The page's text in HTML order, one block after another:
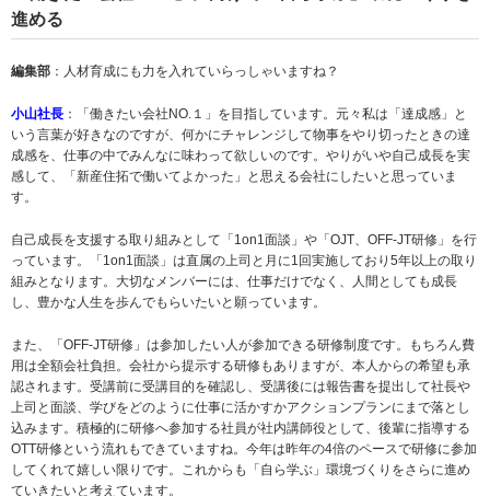
進める
編集部 ：人材育成にも力を入れていらっしゃいますね？
小山社長 ：「働きたい会社NO.１」を目指しています。元々私は「達成感」と
いう言葉が好きなのですが、何かにチャレンジして物事をやり切ったときの達
成感を、仕事の中でみんなに味わって欲しいのです。やりがいや自己成長を実
感して、「新産住拓で働いてよかった」と思える会社にしたいと思っていま
す。
自己成長を支援する取り組みとして「1on1面談」や「OJT、OFF-JT研修」を行
っています。「1on1面談」は直属の上司と月に1回実施しており5年以上の取り
組みとなります。大切なメンバーには、仕事だけでなく、人間としても成長
し、豊かな人生を歩んでもらいたいと願っています。
また、「OFF-JT研修」は参加したい人が参加できる研修制度です。もちろん費
用は全額会社負担。会社から提示する研修もありますが、本人からの希望も承
認されます。受講前に受講目的を確認し、受講後には報告書を提出して社長や
上司と面談、学びをどのように仕事に活かすかアクションプランにまで落とし
込みます。積極的に研修へ参加する社員が社内講師役として、後輩に指導する
OTT研修という流れもできていますね。今年は昨年の4倍のペースで研修に参加
してくれて嬉しい限りです。これからも「自ら学ぶ」環境づくりをさらに進め
ていきたいと考えています。